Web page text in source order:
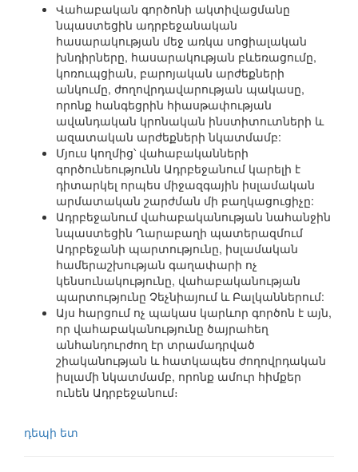
Վահաբական գործոնի ակտիվացմանը
նպաստեցին ադրբեջանական
հասարակության մեջ առկա սոցիալական
խնդիրները, հասարակության բևեռացումը,
կոռուպցիան, բարոյական արժեքների
անկումը, ժողովրդավարության պակասը,
որոնք հանգեցրին հիասթափության
ավանդական կրոնական ինստիտուտների և
ազատական արժեքների նկատմամբ:
Մյուս կողմից՝ վահաբականների
գործունեությունն Ադրբեջանում կարելի է
դիտարկել որպես միջազգային իսլամական
արմատական շարժման մի բաղկացուցիչը:
Ադրբեջանում վահաբականության նահանջին
նպաստեցին Ղարաբաղի պատերազմում
Ադրբեջանի պարտությունը, իսլամական
համերաշխության գաղափարի ոչ
կենսունակությունը, վահաբականության
պարտությունը Չեչնիայում և Բալկաններում:
Այս հարցում ոչ պակաս կարևոր գործոն է այն,
որ վահաբականությունը ծայրահեղ
անհանդուրժող էր տրամադրված
շիականության և հատկապես ժողովրդական
իսլամի նկատմամբ, որոնք ամուր հիմքեր
ունեն Ադրբեջանում։
դեպի ետ